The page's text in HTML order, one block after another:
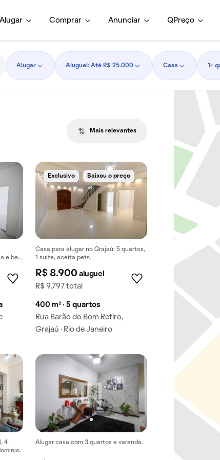
Alugar Comprar Anunciar QPreço
Alugar Aluguel: Até R$ 25.000 Casa 1+
Mais relevantes
e bem
Exclusivo Baixou o preço
Casa para alugar no Grajaú: 5 quartos,
1 suíte, aceita pets.
R$ 8.900 aluguel
R$ 9.797 total
400 m² · 5 quartos
Rua Barão do Bom Retiro,
Grajaú · Rio de Janeiro
4
Alugar casa com 3 quartos e varanda.